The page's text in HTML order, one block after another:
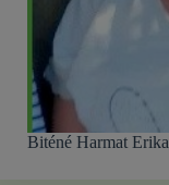
Biténé Harmat Erika